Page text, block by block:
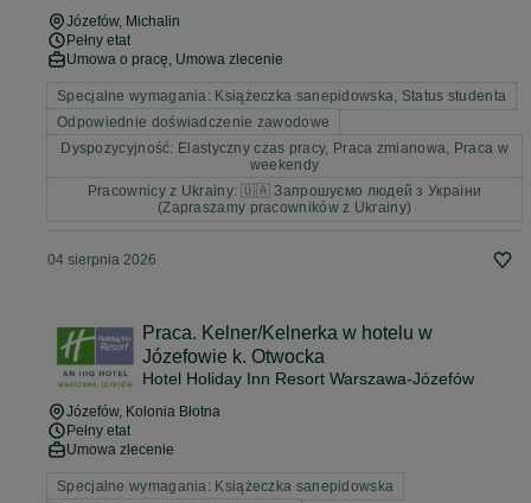
Józefów, Michalin
Pełny etat
Umowa o pracę, Umowa zlecenie
Specjalne wymagania: Książeczka sanepidowska, Status studenta
Odpowiednie doświadczenie zawodowe
Dyspozycyjność: Elastyczny czas pracy, Praca zmianowa, Praca w
weekendy
Pracownicy z Ukrainy: 🇺🇦 Запрошуємо людей з України
(Zapraszamy pracowników z Ukrainy)
04 sierpnia 2026
Praca. Kelner/Kelnerka w hotelu w
Józefowie k. Otwocka
Hotel Holiday Inn Resort Warszawa-Józefów
Józefów, Kolonia Błotna
Pełny etat
Umowa zlecenie
Specjalne wymagania: Książeczka sanepidowska